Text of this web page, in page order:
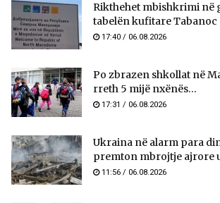
Rikthehet mbishkrimi në
tabelën kufitare Tabanoc
17:40 / 06.08.2026
Po zbrazen shkollat në
rreth 5 mijë nxënës...
17:31 / 06.08.2026
Ukraina në alarm para
premton mbrojtje ajrore
11:56 / 06.08.2026